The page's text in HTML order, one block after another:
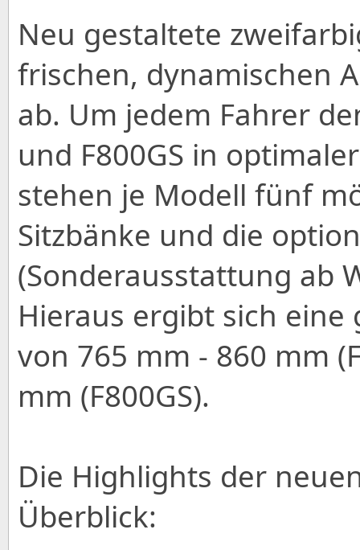
Neu gestaltete
frischen, dynamischen
ab. Um jedem Fahrer
und F800GS in
stehen je Modell fünf
Sitzbänke und die
(Sonderausstattung ab
Hieraus ergibt sich
von 765 mm - 860 mm
mm (F800GS).
Die Highlights der
Überblick: